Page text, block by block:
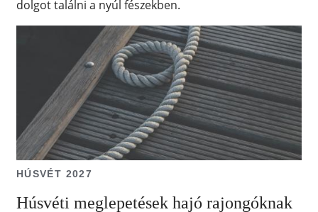
dolgot találni a nyúl fészekben.
HÚSVÉT 2027
Húsvéti meglepetések hajó rajongóknak